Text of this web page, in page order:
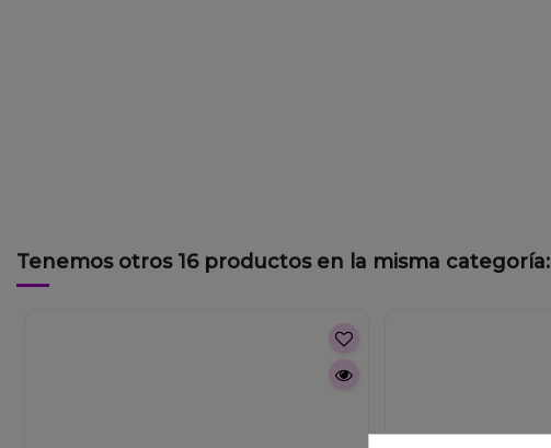
Tenemos otros 16 productos en la misma categoría: